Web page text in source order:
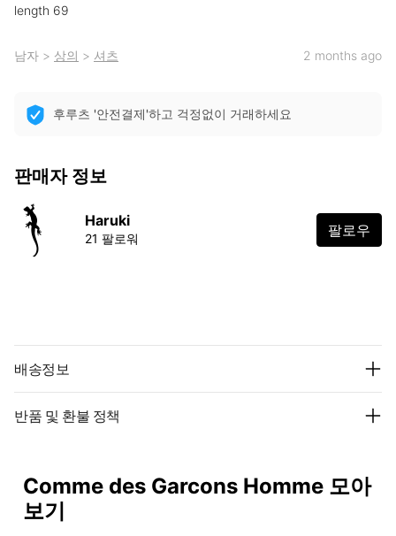
length 69
남자 > 상의 > 셔츠 2 months ago
후루츠 '안전결제'하고 걱정없이 거래하세요
판매자 정보
Haruki
21 팔로워 팔로우
배송정보
반품 및 환불 정책
Comme des Garcons Homme 모아
보기